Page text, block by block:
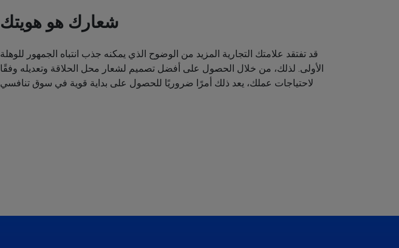
شعارك هو هويتك
قد تفتقد علامتك التجارية المزيد من الوضوح الذي يمكنه جذب انتباه الجمهور للوهلة
الأولى. لذلك، من خلال الحصول على أفضل تصميم لشعار محل الحلاقة وتعديله وفقًا
لاحتياجات عملك، يعد ذلك أمرًا ضروريًا للحصول على بداية قوية في سوق تنافسي